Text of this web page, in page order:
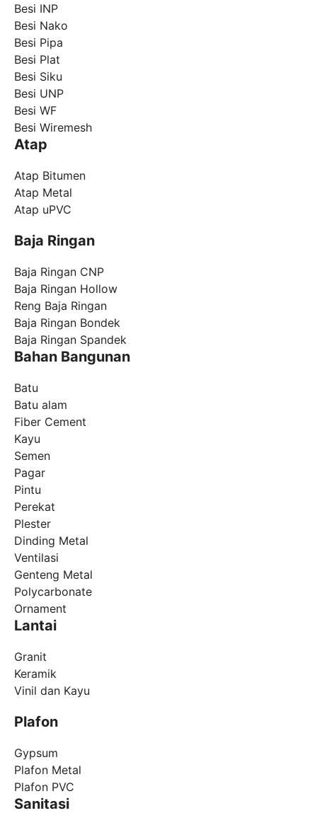
Besi INP
Besi Nako
Besi Pipa
Besi Plat
Besi Siku
Besi UNP
Besi WF
Besi Wiremesh
Atap
Atap Bitumen
Atap Metal
Atap uPVC
Baja Ringan
Baja Ringan CNP
Baja Ringan Hollow
Reng Baja Ringan
Baja Ringan Bondek
Baja Ringan Spandek
Bahan Bangunan
Batu
Batu alam
Fiber Cement
Kayu
Semen
Pagar
Pintu
Perekat
Plester
Dinding Metal
Ventilasi
Genteng Metal
Polycarbonate
Ornament
Lantai
Granit
Keramik
Vinil dan Kayu
Plafon
Gypsum
Plafon Metal
Plafon PVC
Sanitasi